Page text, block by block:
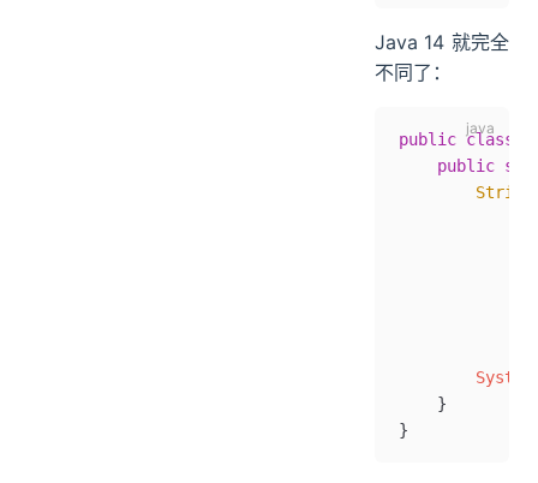
Java 14 就完全
不同了：
public class
    public
        String
        System
    }
}